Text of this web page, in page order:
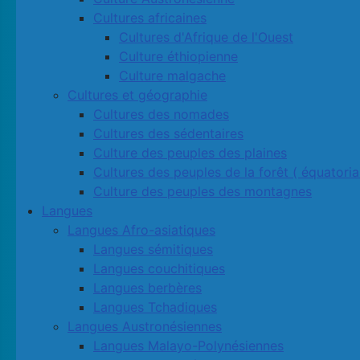
Cultures africaines
Cultures d'Afrique de l'Ouest
Culture éthiopienne
Culture malgache
Cultures et géographie
Cultures des nomades
Cultures des sédentaires
Culture des peuples des plaines
Cultures des peuples de la forêt (
Culture des peuples des montagnes
Langues
Langues Afro-asiatiques
Langues sémitiques
Langues couchitiques
Langues berbères
Langues Tchadiques
Langues Austronésiennes
Langues Malayo-Polynésiennes